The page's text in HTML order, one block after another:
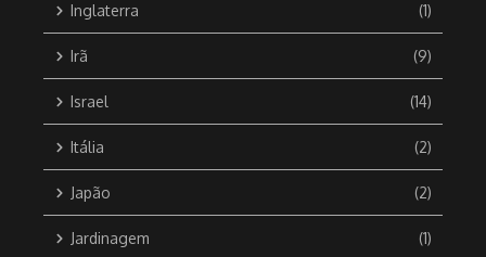
Inglaterra (1)
Irã (9)
Israel (14)
Itália (2)
Japão (2)
Jardinagem (1)